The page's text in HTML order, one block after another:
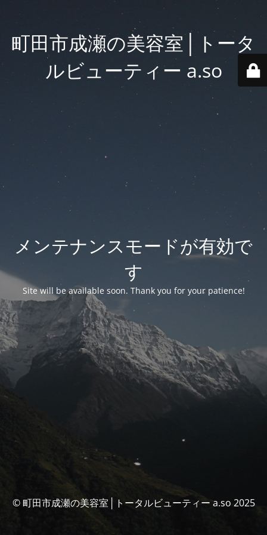
町田市成瀬の美容室│トータ
ルビューティー a.so
メンテナンスモードが有効で
す
Site will be available soon. Thank you for your patience!
© 町田市成瀬の美容室│トータルビューティー a.so 2025